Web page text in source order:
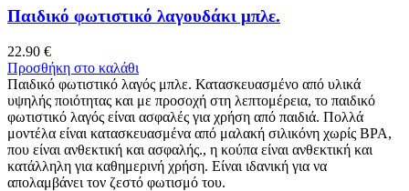
Παιδικό φωτιστικό λαγουδάκι μπλε.
22.90 €
Προσθήκη στο καλάθι
Παιδικό φωτιστικό λαγός μπλε. Κατασκευασμένο από υλικά
υψηλής ποιότητας και με προσοχή στη λεπτομέρεια, το παιδικό
φωτιστικό λαγός είναι ασφαλές για χρήση από παιδιά. Πολλά
μοντέλα είναι κατασκευασμένα από μαλακή σιλικόνη χωρίς BPA,
που είναι ανθεκτική και ασφαλής., η κούπα είναι ανθεκτική και
κατάλληλη για καθημερινή χρήση. Είναι ιδανική για να
απολαμβάνει τον ζεστό φωτισμό του.